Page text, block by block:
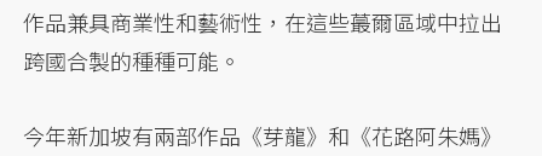
作品兼具商業性和藝術性，在這些蕞爾區域中拉出
跨國合製的種種可能。
今年新加坡有兩部作品《芽龍》和《花路阿朱媽》